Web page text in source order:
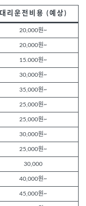
대리운전비용 (예상)
20,000원~
20,000원~
15.000원~
30,000원~
35,000원~
25,000원~
25,000원~
30,000원~
25,000원~
30,000
40,000원~
45,000원~